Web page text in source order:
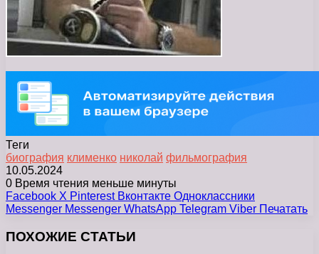
Теги
биография клименко николай фильмография
10.05.2024
0 Время чтения меньше минуты
Facebook X Pinterest Вконтакте Одноклассники
Messenger Messenger WhatsApp Telegram Viber Печатать
ПОХОЖИЕ СТАТЬИ